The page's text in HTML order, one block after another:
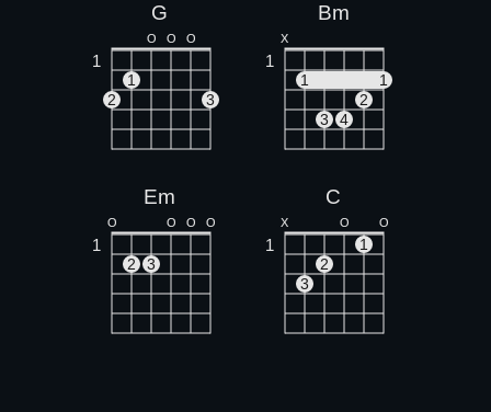
G
O O O
1
1
2
3
Bm
X
1
1
1
2
3
4
Em
O O O O
1
2 3
C
X O O
1
1
2
3